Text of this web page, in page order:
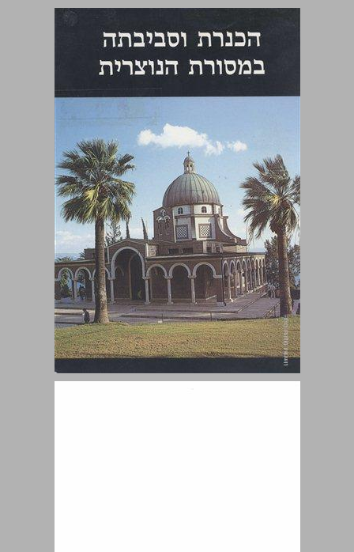
הכנרת וסביבתה במסורת הנוצרית ... 0